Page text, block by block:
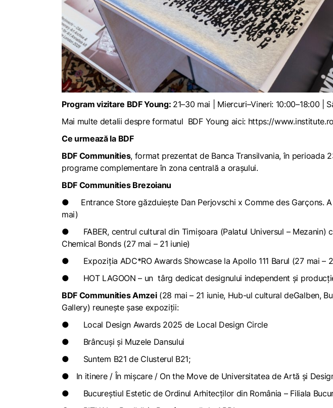
Program vizitare BDF Young: 21–30 mai | Miercuri–Vineri: 10:00–18:00 |
Mai multe detalii despre formatul BDF Young aici: https://
Ce urmează la BDF
BDF Communities, format prezentat de Banca Transilvania, în perioada
programe complementare în zona centrală a oraşului.
BDF Communities Brezoianu
● Entrance Store găzduieşte Dan Perjovschi x Comme des Garçons.
mai)
● FABER, centrul cultural din Timişoara (Palatul Universul – Mezanin)
Chemical Bonds(27 mai – 21 iunie)
● Expoziția ADC*RO Awards Showcase la Apollo 111 Barul (27 mai –
● HOT LAGOON – un târg dedicat designului independent și
BDF Communities Amzei(28 mai – 21 iunie, Hub-ul cultural deGalben,
Gallery) reuneşte șase expoziții:
● Local Design Awards 2025 de Local Design Circle
● Brâncuşi şi Muzele Dansului
● Suntem B21 de Clusterul B21;
● In itinere / În mişcare / On the Movede Universitatea de Artă şi
● Bucureştiul Estetic de Ordinul Arhitecților din România – Filiala